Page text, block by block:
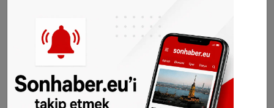
sanatçının özür dilediğinin haberini almış
bulunmaktayız. DENK Partisi olarak sergiyi
düzenleyen organizasyondan böyle bir hatanın
nasıl gerçekleşebildiğine dair bir açıklama
istedik. Özür dilenmesi iyi bir gelişme, fakat